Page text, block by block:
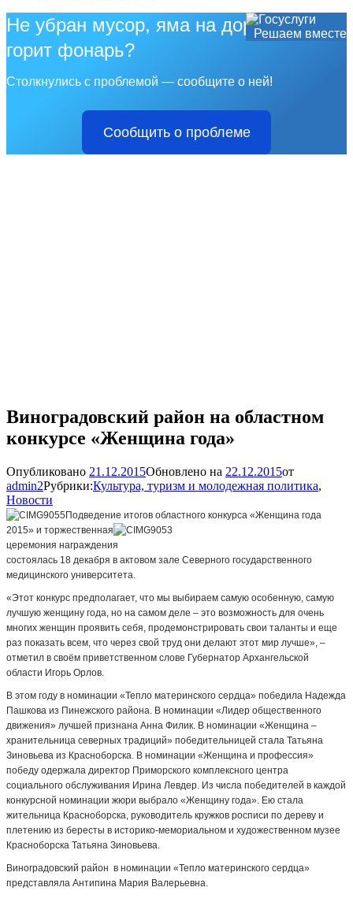
Решаем вместе
Не убран мусор, яма на дороге, не
горит фонарь?
Столкнулись с проблемой — сообщите о ней!
Сообщить о проблеме
Виноградовский район на областном
конкурсе «Женщина года»
Опубликовано 21.12.2015Обновлено на 22.12.2015от
admin2Рубрики:Культура, туризм и молодежная политика,
Новости
Подведение итогов областного конкурса «Женщина года
2015» и торжественная
церемония награждения
состоялась 18 декабря в актовом зале Северного государственного
медицинского университета.
«Этот конкурс предполагает, что мы выбираем самую особенную, самую
лучшую женщину года, но на самом деле – это возможность для очень
многих женщин проявить себя, продемонстрировать свои таланты и еще
раз показать всем, что через свой труд они делают этот мир лучше», –
отметил в своём приветственном слове Губернатор Архангельской
области Игорь Орлов.
В этом году в номинации «Тепло материнского сердца» победила Надежда
Пашкова из Пинежского района. В номинации «Лидер общественного
движения» лучшей признана Анна Филик. В номинации «Женщина –
хранительница северных традиций» победительницей стала Татьяна
Зиновьева из Красноборска. В номинации «Женщина и профессия»
победу одержала директор Приморского комплексного центра
социального обслуживания Ирина Левдер. Из числа победителей в каждой
конкурсной номинации жюри выбрало «Женщину года». Ею стала
жительница Красноборска, руководитель кружков росписи по дереву и
плетению из бересты в историко-мемориальном и художественном музее
Красноборска Татьяна Зиновьева.
Виноградовский район в номинации «Тепло материнского сердца»
представляла Антипина Мария Валерьевна.